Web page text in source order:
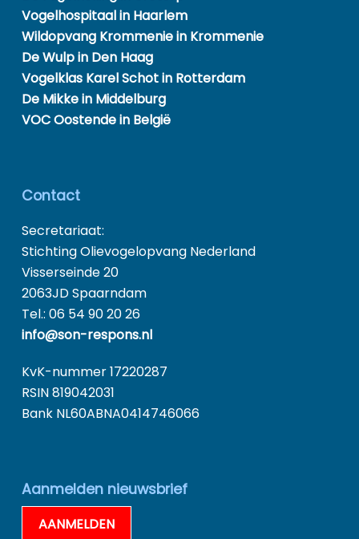
Vogelhospitaal in Haarlem
Wildopvang Krommenie in Krommenie
De Wulp in Den Haag
Vogelklas Karel Schot in Rotterdam
De Mikke in Middelburg
VOC Oostende in België
Contact
Secretariaat:
Stichting Olievogelopvang Nederland
Visserseinde 20
2063JD Spaarndam
Tel.: 06 54 90 20 26
info@son-respons.nl
KvK-nummer 17220287
RSIN 819042031
Bank NL60ABNA0414746066
Aanmelden nieuwsbrief
AANMELDEN